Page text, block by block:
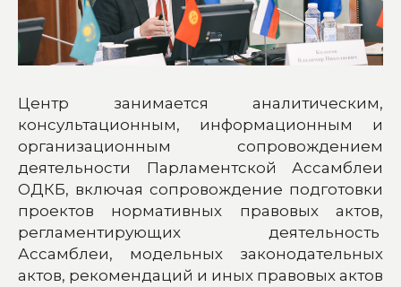
Центр занимается аналитическим,
консультационным, информационным и
организационным сопровождением
деятельности Парламентской Ассамблеи
ОДКБ, включая сопровождение подготовки
проектов нормативных правовых актов,
регламентирующих деятельность
Ассамблеи, модельных законодательных
актов, рекомендаций и иных правовых актов